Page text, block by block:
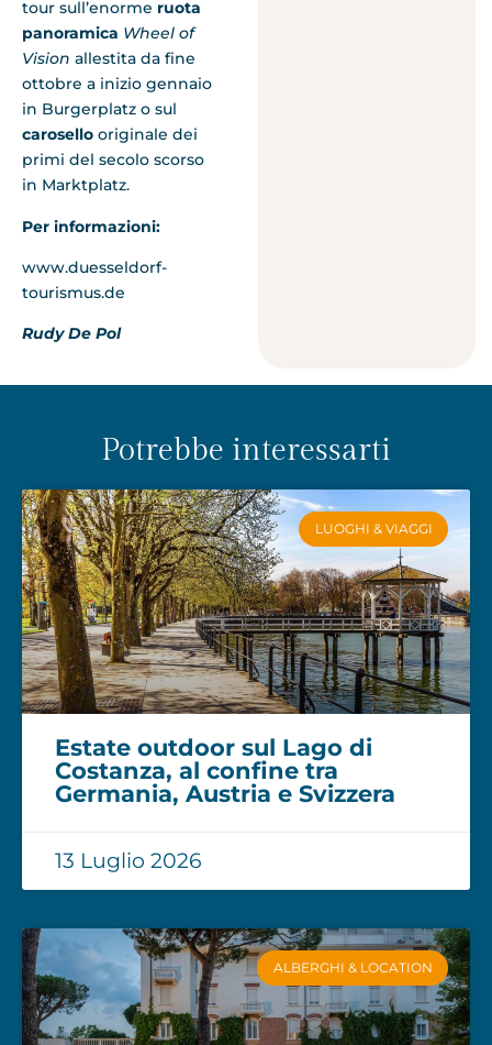
tour sull’enorme ruota
panoramica Wheel of
Vision allestita da fine
ottobre a inizio gennaio
in Burgerplatz o sul
carosello originale dei
primi del secolo scorso
in Marktplatz.
Per informazioni:
www.duesseldorf-
tourismus.de
Rudy De Pol
Potrebbe interessarti
LUOGHI & VIAGGI
Estate outdoor sul Lago di
Costanza, al confine tra
Germania, Austria e Svizzera
13 Luglio 2026
ALBERGHI & LOCATION